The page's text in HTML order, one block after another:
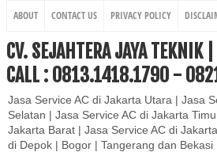
ABOUT CONTACT US PRIVACY POLICY
CV. SEJAHTERA JAYA TEKNIK
CALL : 0813.1418.1790 -
Jasa Service AC di Jakarta Utara | Jasa
Selatan | Jasa Service AC di Jakarta
Jakarta Barat | Jasa Service AC di
di Depok | Bogor | Tangerang dan Bekasi